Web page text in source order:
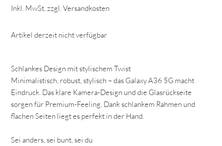
Inkl. MwSt, zzgl. Versandkosten
Artikel derzeit nicht verfügbar
Schlankes Design mit stylischem Twist
Minimalistisch, robust, stylisch – das Galaxy A36 5G macht
Eindruck. Das klare Kamera-Design und die Glasrückseite
sorgen für Premium-Feeling. Dank schlankem Rahmen und
flachen Seiten liegt es perfekt in der Hand.
Sei anders, sei bunt, sei du